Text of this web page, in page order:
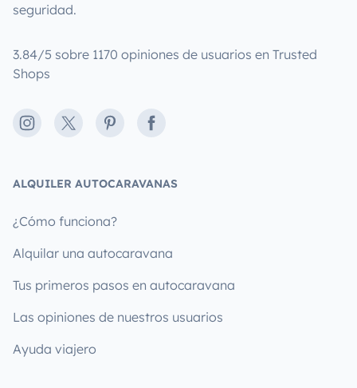
seguridad.
3.84/5 sobre 1170 opiniones de usuarios en Trusted
Shops
Instagram
X PinterestFacebook
ALQUILER AUTOCARAVANAS
¿Cómo funciona?
Alquilar una autocaravana
Tus primeros pasos en autocaravana
Las opiniones de nuestros usuarios
Ayuda viajero